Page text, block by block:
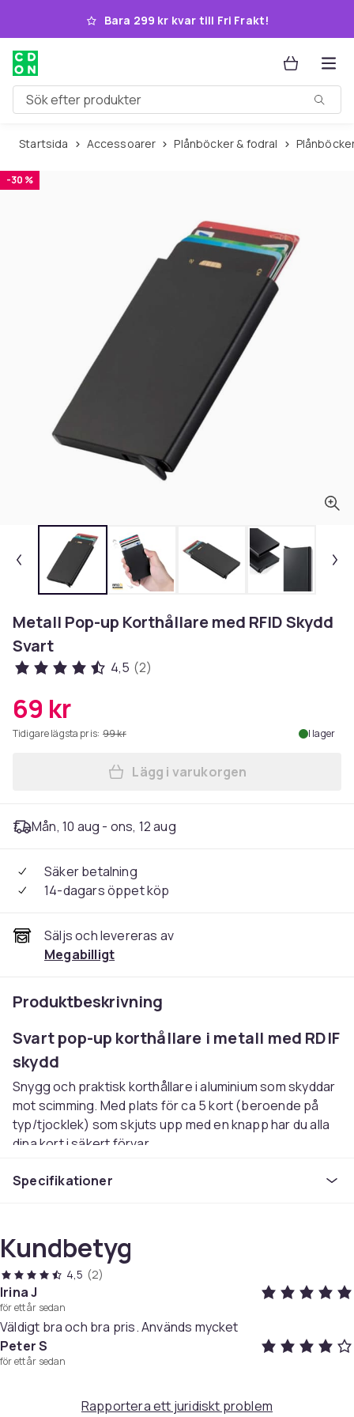
Hoppa till huvudinnehållet
Bara 299 kr kvar till Fri Frakt!
Sök efter produkter
Startsida Accessoarer Plånböcker & fodral
-30 %
Metall Pop-up Korthållare med RFID Skydd
Svart
4,5 (2)
69 kr
Tidigare lägsta pris: 99 kr I lager
Lägg till Metall Pop-up
Lägg i varukorgen
Mån, 10 aug - ons, 12 aug
Säker betalning
14-dagars öppet köp
Säljs och levereras av
Megabilligt
Produktbeskrivning
Svart pop-up korthållare i metall med RDIF
skydd
Snygg och praktisk korthållare i aluminium som skyddar
mot scimming. Med plats för ca 5 kort (beroende på
typ/tjocklek) som skjuts upp med en knapp har du alla
dina kort i säkert förvar.
stor och vill ha något smidigare!
Material: Aluminium
Vikt: ca 70g
Artikel.nr.
ef1e30ff-c4d8-5fa7-a6d9-f0e105c14dea
Produktsäkerhetsinformation
Specifikationer
Kundbetyg
4,5 (2)
Irina J
för ett år sedan
Väldigt bra och bra pris. Används mycket
Peter S
för ett år sedan
Rapportera ett juridiskt problem